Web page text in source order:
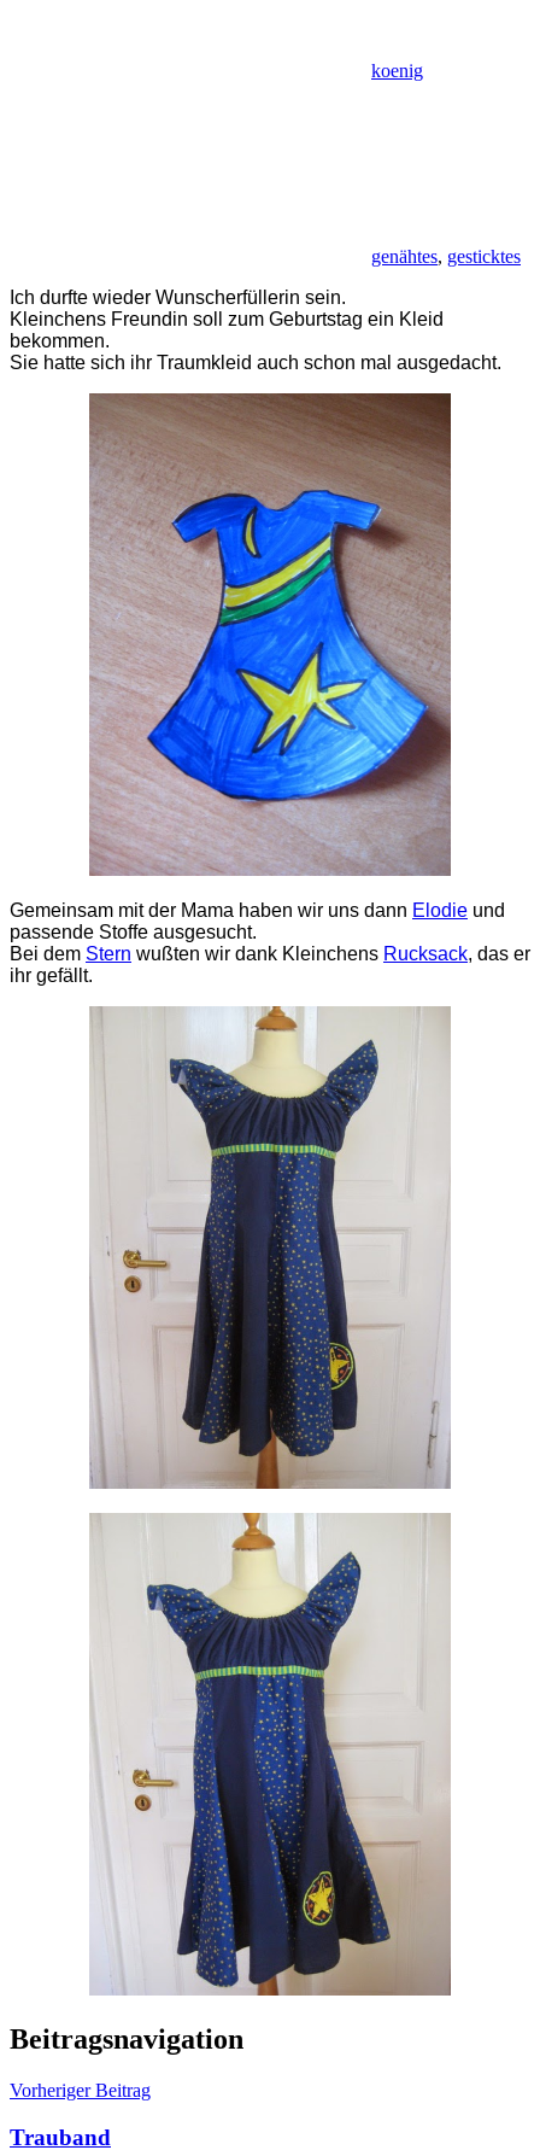
koenig
genähtes, gesticktes
Ich durfte wieder Wunscherfüllerin sein.
Kleinchens Freundin soll zum Geburtstag ein Kleid
bekommen.
Sie hatte sich ihr Traumkleid auch schon mal ausgedacht.
Gemeinsam mit der Mama haben wir uns dann Elodie und
passende Stoffe ausgesucht.
Bei dem Stern wußten wir dank Kleinchens Rucksack, das er
ihr gefällt.
Beitragsnavigation
Vorheriger Beitrag
Trauband